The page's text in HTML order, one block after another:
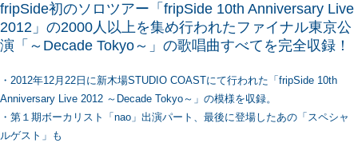
fripSide初のソロツアー「fripSide 10th Anniversary Live
2012」の2000人以上を集め行われたファイナル東京公
演「～Decade Tokyo～」の歌唱曲すべてを完全収録！
・2012年12月22日に新木場STUDIO COASTにて行われた「fripSide 10th
Anniversary Live 2012 ～Decade Tokyo～」の模様を収録。
・第１期ボーカリスト「nao」出演パート、最後に登場したあの「スペシャ
ルゲスト」も